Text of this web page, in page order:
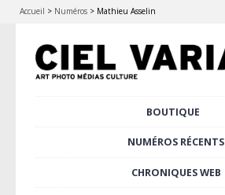
Accueil > Numéros > Mathieu Asselin
BOUTIQUE
NUMÉROS RÉCENTS
CHRONIQUES WEB